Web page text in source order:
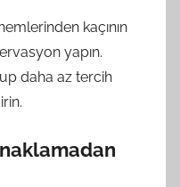
kaçının
yapın.
daha az tercih